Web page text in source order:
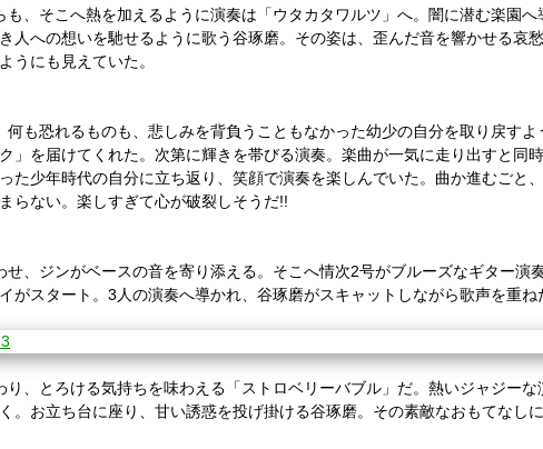
も、そこへ熱を加えるように演奏は「ウタカタワルツ」へ。闇に潜む楽園
人への想いを馳せるように歌う谷琢磨。その姿は、歪んだ音を響かせる哀
うにも見えていた。
何も恐れるものも、悲しみを背負うこともなかった幼少の自分を取り戻す
」を届けてくれた。次第に輝きを帯びる演奏。楽曲が一気に走り出すと同
た少年時代の自分に立ち返り、笑顔で演奏を楽しんでいた。曲か進むごと
らない。楽しすぎて心が破裂しそうだ!!
せ、ジンがベースの音を寄り添える。そこへ情次2号がブルーズなギター演
がスタート。 3 人の演奏へ導かれ、谷琢磨がスキャットしながら歌声を重ね
り、とろける気持ちを味わえる「ストロベリーバブル」だ。熱いジャジー
。お立ち台に座り、甘い誘惑を投げ掛ける谷琢磨。その素敵なおもてなし